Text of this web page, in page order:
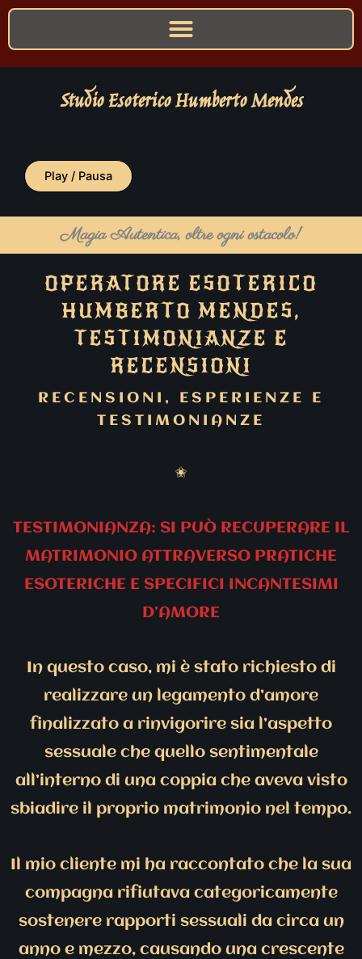
Studio Esoterico Humberto Mendes
Play / Pausa
Magia Autentica, oltre ogni ostacolo!
OPERATORE ESOTERICO
HUMBERTO MENDES,
TESTIMONIANZE E
RECENSIONI
RECENSIONI, ESPERIENZE E
TESTIMONIANZE
✬
TESTIMONIANZA: SI PUÒ RECUPERARE IL
MATRIMONIO ATTRAVERSO PRATICHE
ESOTERICHE E SPECIFICI INCANTESIMI
D’AMORE
In questo caso, mi è stato richiesto di
realizzare un legamento d’amore
finalizzato a rinvigorire sia l’aspetto
sessuale che quello sentimentale
all’interno di una coppia che aveva visto
sbiadire il proprio matrimonio nel tempo.
Il mio cliente mi ha raccontato che la sua
compagna rifiutava categoricamente
sostenere rapporti sessuali da circa un
anno e mezzo, causando una crescente